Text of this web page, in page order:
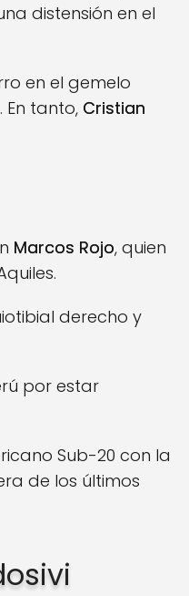
distensión en el
en el gemelo
tanto, Cristian
Marcos Rojo, quien
derecho y
por estar
Sub-20 con la
de los últimos